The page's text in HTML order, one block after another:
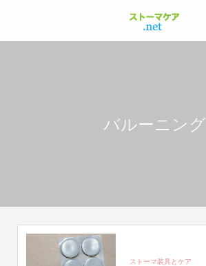
バルーニング
ストーマ装具とケア